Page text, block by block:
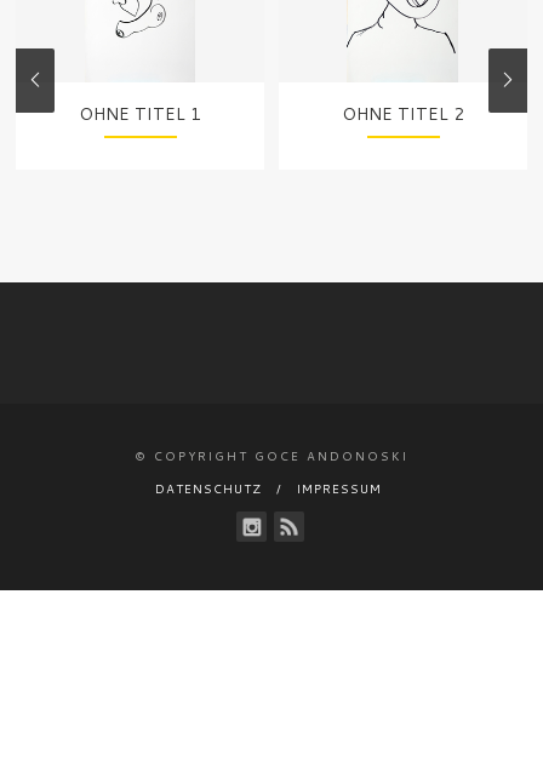
OHNE TITEL 1 OHNE TITEL 2
© COPYRIGHT GOCE ANDONOSKI
DATENSCHUTZ
IMPRESSUM